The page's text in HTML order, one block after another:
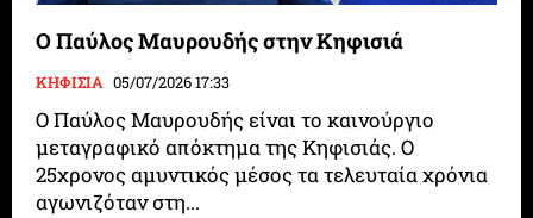
Ο Παύλος Μαυρουδής στην Κηφισιά
ΚΗΦΙΣΙΑ 05/07/2026 17:33
Ο Παύλος Μαυρουδής είναι το καινούργιο
μεταγραφικό απόκτημα της Κηφισιάς. Ο
25χρονος αμυντικός μέσος τα τελευταία χρόνια
αγωνιζόταν στη...